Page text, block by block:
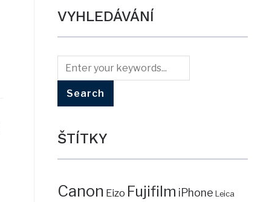
VYHLEDÁVÁNÍ
ŠTÍTKY
Canon Eizo Fujifilm iPhone Leica